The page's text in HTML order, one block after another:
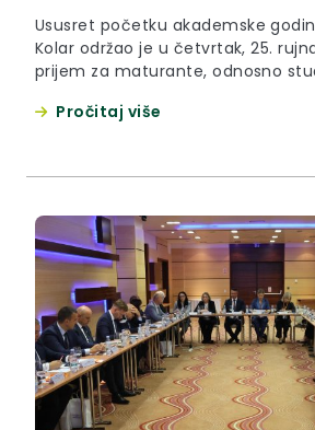
Ususret početku akademske
Kolar održao je u četvrtak, 25.
prijem za maturante, odnosno
Balen, Idora Tomašković i Otto
Pročitaj više